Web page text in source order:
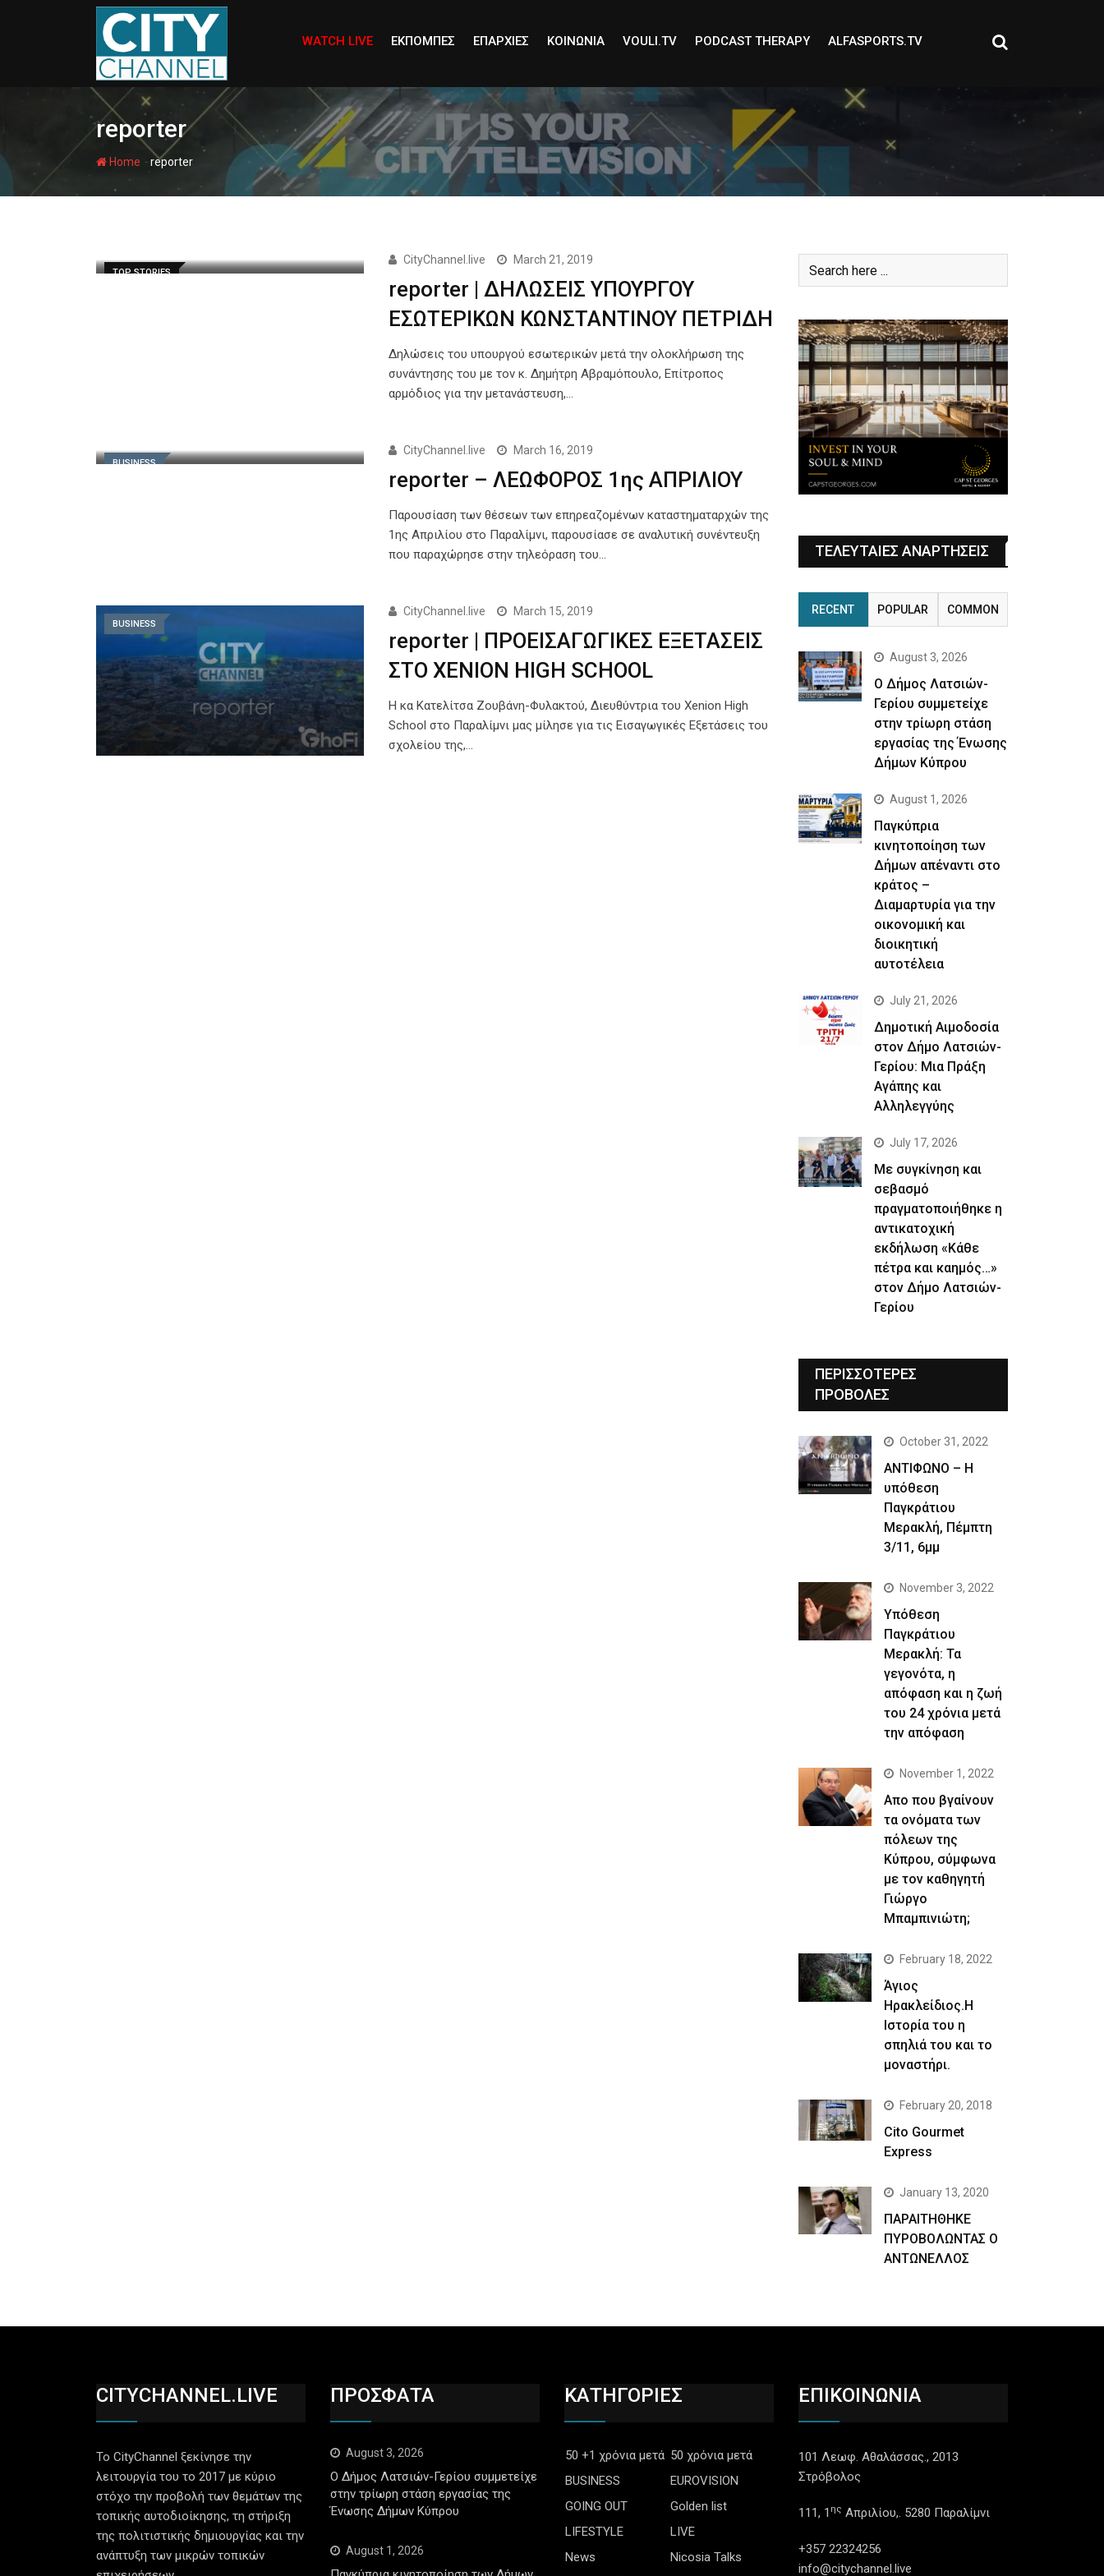
WATCH LIVE ΕΚΠΟΜΠΕΣ ΕΠΑΡΧΙΕΣ ΚΟΙΝΩΝΙΑ VOULI.TV PODCAST THERAPY ALFASPORTS.TV
reporter
Home -reporter
TOP STORIES
CityChannel.live March 21, 2019
reporter | ΔΗΛΩΣΕΙΣ ΥΠΟΥΡΓΟΥ
ΕΣΩΤΕΡΙΚΩΝ ΚΩΝΣΤΑΝΤΙΝΟΥ ΠΕΤΡΙΔΗ
Δηλώσεις του υπουργού εσωτερικών μετά την ολοκλήρωση της
συνάντησης του με τον κ. Δημήτρη Αβραμόπουλο, Επίτροπος
αρμόδιος για την μετανάστευση,…
BUSINESS
CityChannel.live March 16, 2019
reporter – ΛΕΩΦΟΡΟΣ 1ης ΑΠΡΙΛΙΟΥ
Παρουσίαση των θέσεων των επηρεαζομένων καταστηματαρχών της
1ης Απριλίου στο Παραλίμνι, παρουσίασε σε αναλυτική συνέντευξη
που παραχώρησε στην τηλεόραση του…
BUSINESS
CityChannel.live March 15, 2019
reporter | ΠΡΟΕΙΣΑΓΩΓΙΚΕΣ ΕΞΕΤΑΣΕΙΣ
ΣΤΟ XENION HIGH SCHOOL
Η κα Κατελίτσα Ζουβάνη-Φυλακτού, Διευθύντρια του Xenion High
School στο Παραλίμνι μας μίλησε για τις Εισαγωγικές Εξετάσεις του
σχολείου της,…
ΤΕΛΕΥΤΑΙΕΣ ΑΝΑΡΤΗΣΕΙΣ
RECENT POPULAR COMMON
August 3, 2026
Ο Δήμος Λατσιών-
Γερίου συμμετείχε
στην τρίωρη στάση
εργασίας της Ένωσης
Δήμων Κύπρου
August 1, 2026
Παγκύπρια
κινητοποίηση των
Δήμων απέναντι στο
κράτος –
Διαμαρτυρία για την
οικονομική και
διοικητική
αυτοτέλεια
July 21, 2026
Δημοτική Αιμοδοσία
στον Δήμο Λατσιών-
Γερίου: Μια Πράξη
Αγάπης και
Αλληλεγγύης
July 17, 2026
Με συγκίνηση και
σεβασμό
πραγματοποιήθηκε η
αντικατοχική
εκδήλωση «Κάθε
πέτρα και καημός…»
στον Δήμο Λατσιών-
Γερίου
ΠΕΡΙΣΣΟΤΕΡΕΣ
ΠΡΟΒΟΛΕΣ
October 31, 2022
ΑΝΤΙΦΩΝΟ – Η
υπόθεση
Παγκράτιου
Μερακλή, Πέμπτη
3/11, 6μμ
November 3, 2022
Yπόθεση
Παγκράτιου
Μερακλή: Τα
γεγονότα, η
απόφαση και η ζωή
του 24 χρόνια μετά
την απόφαση
November 1, 2022
Απο που βγαίνουν
τα ονόματα των
πόλεων της
Κύπρου, σύμφωνα
με τον καθηγητή
Γιώργο
Μπαμπινιώτη;
February 18, 2022
Άγιος
Ηρακλείδιος.Η
Ιστορία του η
σπηλιά του και το
μοναστήρι.
February 20, 2018
Cito Gourmet
Express
January 13, 2020
ΠΑΡΑΙΤΗΘΗΚΕ
ΠΥΡΟΒΟΛΩΝΤΑΣ Ο
ΑΝΤΩΝΕΛΛΟΣ
CITYCHANNEL.LIVE
Το CityChannel ξεκίνησε την
λειτουργία του το 2017 με κύριο
στόχο την προβολή των θεμάτων της
τοπικής αυτοδιοίκησης, τη στήριξη
της πολιτιστικής δημιουργίας και την
ανάπτυξη των μικρών τοπικών
ΠΡΟΣΦΑΤΑ
August 3, 2026
Ο Δήμος Λατσιών-Γερίου συμμετείχε
στην τρίωρη στάση εργασίας της
Ένωσης Δήμων Κύπρου
August 1, 2026
ΚΑΤΗΓΟΡΙΕΣ
50 +1 χρόνια μετά 50 χρόνια μετά
BUSINESS
EUROVISION
GOING OUT
Golden list
LIFESTYLE
LIVE
News
Nicosia Talks
ΕΠΙΚΟΙΝΩΝΙΑ
101 Λεωφ. Αθαλάσσας., 2013
Στρόβολος
111, 1 ης Απριλίου,. 5280 Παραλίμνι
+357 22324256
info@citychannel.live